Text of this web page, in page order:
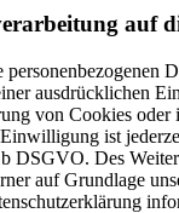
auf
ausdrücklichen
von Cookies
ist
Des
auf Grundlage